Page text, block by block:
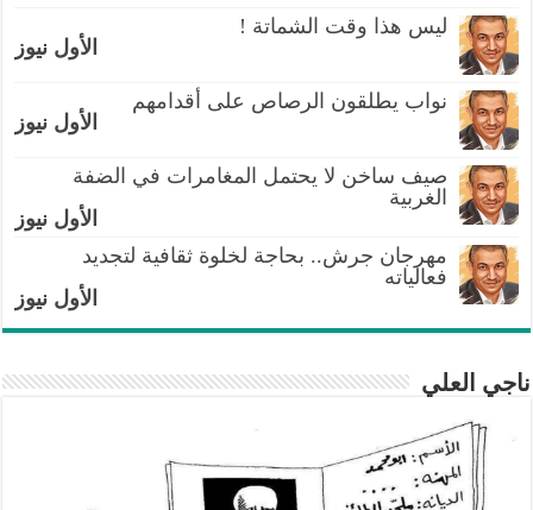
ليس هذا وقت الشماتة !
الأول نيوز
نواب يطلقون الرصاص على أقدامهم
الأول نيوز
صيف ساخن لا يحتمل المغامرات في الضفة
الغربية
الأول نيوز
مهرجان جرش.. بحاجة لخلوة ثقافية لتجديد
فعالياته
الأول نيوز
ناجي العلي